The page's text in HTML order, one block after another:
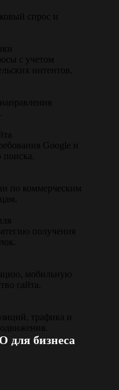
спрос и
с учетом
интентов.
Google и
по коммерческим
получения
мобильную
сайта.
трафика и
для бизнеса